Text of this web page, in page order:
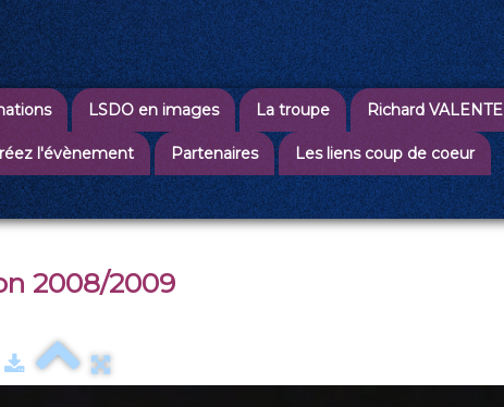
LSDO en images La troupe Richard VALENTE
l'évènement Partenaires Les liens coup de coeur
2008/2009